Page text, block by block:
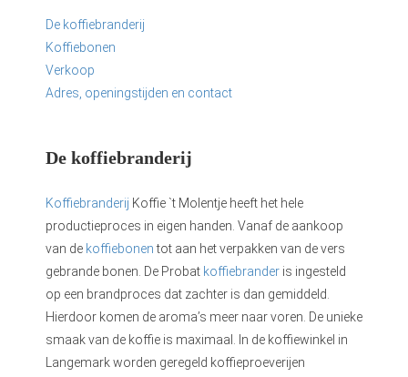
De koffiebranderij
Koffiebonen
Verkoop
Adres, openingstijden en contact
De koffiebranderij
Koffiebranderij Koffie `t Molentje heeft het hele
productieproces in eigen handen. Vanaf de aankoop
van de koffiebonentot aan het verpakken van de vers
gebrande bonen. De Probat koffiebrander is ingesteld
op een brandproces dat zachter is dan gemiddeld.
Hierdoor komen de aroma’s meer naar voren. De unieke
smaak van de koffie is maximaal. In de koffiewinkel in
Langemark worden geregeld koffieproeverijen